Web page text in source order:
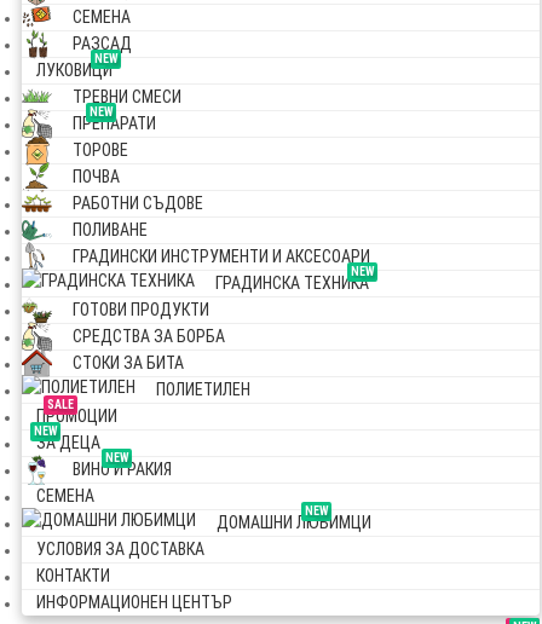
СЕМЕНА
РАЗСАД
NEW
ЛУКОВИЦИ
ТРЕВНИ СМЕСИ
NEW
ПРЕПАРАТИ
ТОРОВЕ
ПОЧВА
РАБОТНИ СЪДОВЕ
ПОЛИВАНЕ
ГРАДИНСКИ ИНСТРУМЕНТИ И АКСЕСОАРИ
NEW
ГРАДИНСКА ТЕХНИКА
ГОТОВИ ПРОДУКТИ
СРЕДСТВА ЗА БОРБА
СТОКИ ЗА БИТА
ПОЛИЕТИЛЕН
SALE
ПРОМОЦИИ
NEW
ЗА ДЕЦА
NEW
ВИНО И РАКИЯ
СЕМЕНА
NEW
ДОМАШНИ ЛЮБИМЦИ
УСЛОВИЯ ЗА ДОСТАВКА
КОНТАКТИ
ИНФОРМАЦИОНЕН ЦЕНТЪР